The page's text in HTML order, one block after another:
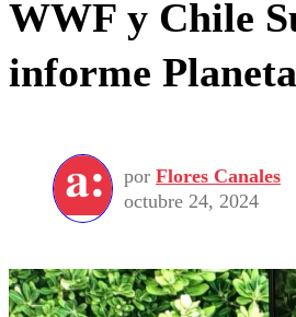
WWF y Chile
informe
por Flores Canales
octubre 24, 2024